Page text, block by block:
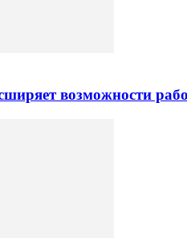
возможности